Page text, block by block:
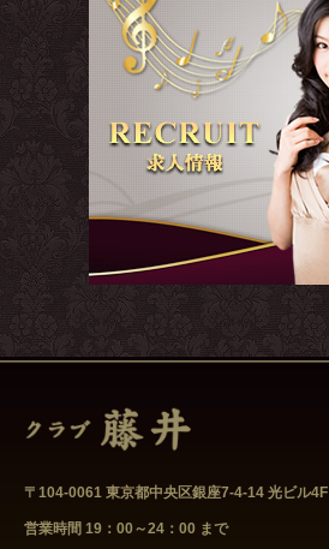
〒104-0061 東京都中央区銀座7-4-14 光ビル4F
営業時間 19：00～24：00 まで